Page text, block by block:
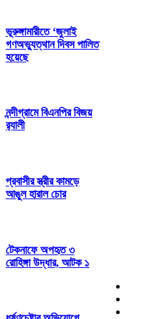
ভূরুঙ্গামারীতে ‘জুলাই
গণঅভ্যুত্থান দিবস পালিত
হয়েছে
নন্দীগ্রামে বিএনপির বিজয়
র‌্যালী
প্রবাসীর স্ত্রীর কামড়ে
আঙুল হারাল চোর
টেকনাফে অপহৃত ৩
রোহিঙ্গা উদ্ধার, আটক ১